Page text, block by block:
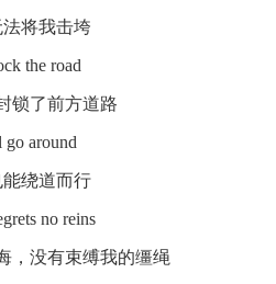
将我击垮
the road
锁了前方道路
go around
绕道而行
no reins
，没有束缚我的缰绳